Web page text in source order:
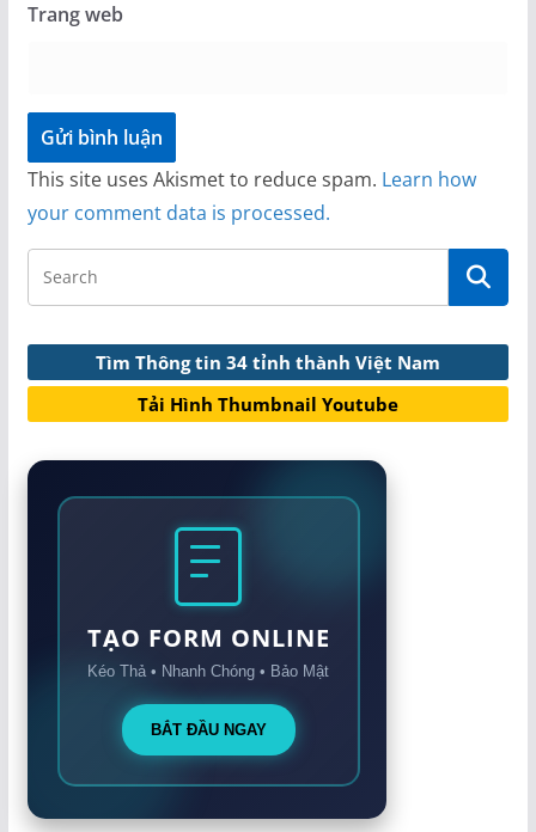
Trang web
This site uses Akismet to reduce spam. Learn how
your comment data is processed.
Tìm Thông tin 34 tỉnh thành Việt Nam
Tải Hình Thumbnail Youtube
TẠO FORM ONLINE
Kéo Thả • Nhanh Chóng • Bảo Mật
BẮT ĐẦU NGAY